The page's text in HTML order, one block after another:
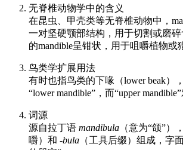
无脊椎动物学中的含义
在昆虫、甲壳类等无脊椎动物中，
一对坚硬颚部结构，用于切割或磨
的mandible呈钳状，用于咀嚼植物或
鸟类学扩展用法
有时也指鸟类的下喙（lower beak）
“lower mandible”，而“upper
词源
源自拉丁语 mandibula （意为“颌”）
嚼）和 -bula （工具后缀）组成，字